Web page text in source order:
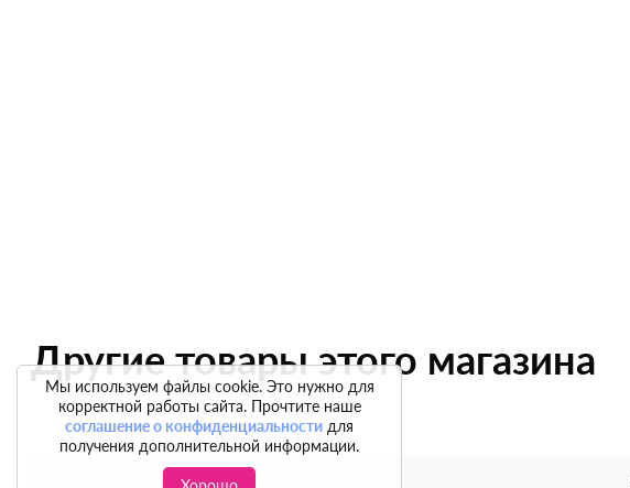
Другие товары этого магазина
Мы используем файлы cookie. Это нужно для
корректной работы сайта. Прочтите наше
соглашение о конфиденциальности для
получения дополнительной информации.